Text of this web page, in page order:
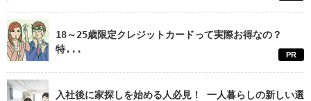
18～25歳限定クレジットカードって実際お得なの？
特...
PR
入社後に家探しを始める人必見！ 一人暮らしの新しい選